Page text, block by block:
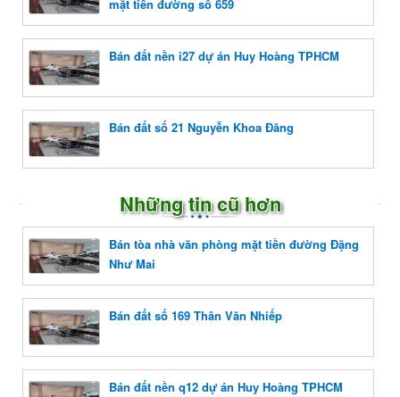
mặt tiền đường số 659
Bán đất nền i27 dự án Huy Hoàng TPHCM
Bán đất số 21 Nguyễn Khoa Đăng
Những tin cũ hơn
Bán tòa nhà văn phòng mặt tiền đường Đặng
Như Mai
Bán đất số 169 Thân Văn Nhiếp
Bán đất nền q12 dự án Huy Hoàng TPHCM